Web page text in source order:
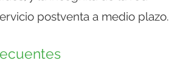
postventa a medio plazo.